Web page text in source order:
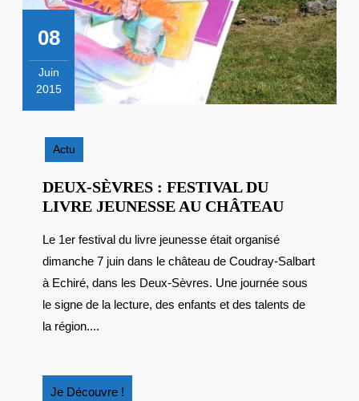
08
Juin
2015
2015
Actu
DEUX-SÈVRES : FESTIVAL DU
LIVRE JEUNESSE AU CHÂTEAUDEUX-
FESTIVAL
DU
LIVRE
Le 1er festival du livre jeunesse était organisé
dimanche 7 juin dans le château de Coudray-Salbart
à Echiré, dans les Deux-Sèvres. Une journée sous
le signe de la lecture, des enfants et des talents de
la région....
Je Découvre !